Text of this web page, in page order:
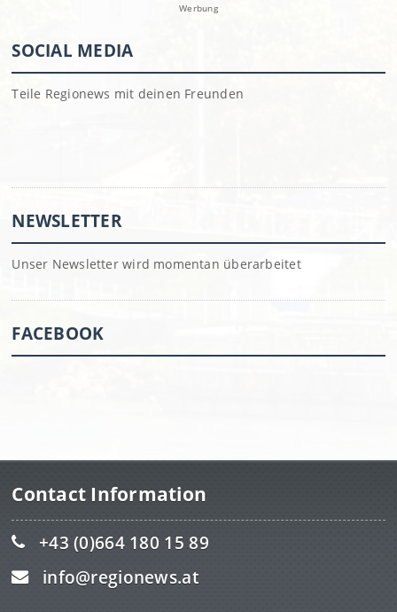
Werbung
SOCIAL MEDIA
Teile Regionews mit deinen Freunden
NEWSLETTER
Unser Newsletter wird momentan überarbeitet
FACEBOOK
Contact Information
+43 (0)664 180 15 89
info@regionews.at